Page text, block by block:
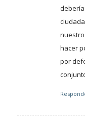
hacer
por